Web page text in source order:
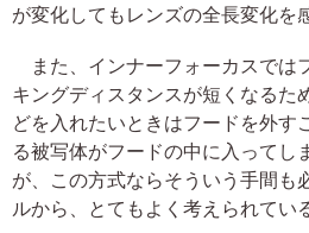
が変化してもレンズの全長変化を
また、インナーフォーカスでは
キングディスタンスが短くなるた
どを入れたいときはフードを外す
る被写体がフードの中に入ってし
が、この方式ならそういう手間も
ルから、とてもよく考えられてい